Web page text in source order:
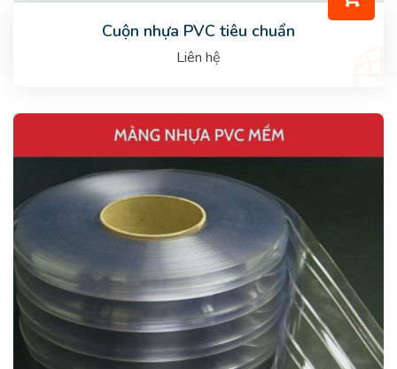
Cuộn nhựa PVC tiêu chuẩn
Liên hệ